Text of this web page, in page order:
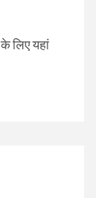
लिए यहां